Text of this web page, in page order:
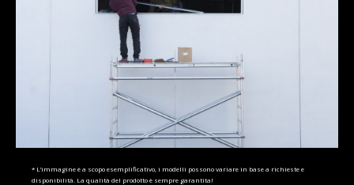
* L’immagine è a scopo esemplificativo, i modelli possono variare in base a richieste e
disponibilità. La qualità del prodotto è sempre garantita!